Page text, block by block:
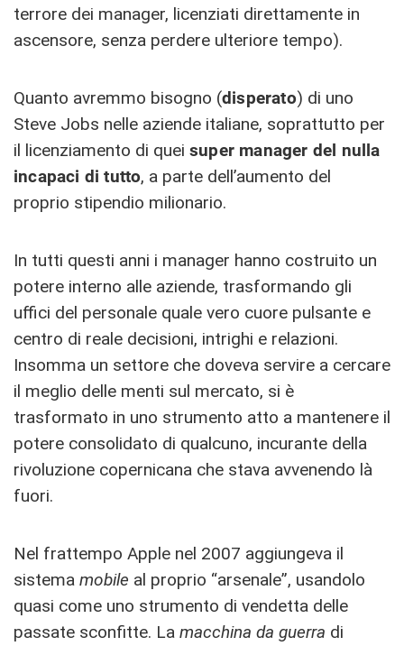
terrore dei manager, licenziati direttamente in
ascensore, senza perdere ulteriore tempo).
Quanto avremmo bisogno (disperato) di uno
Steve Jobs nelle aziende italiane, soprattutto per
il licenziamento di quei super manager del nulla
incapaci di tutto, a parte dell’aumento del
proprio stipendio milionario.
In tutti questi anni i manager hanno costruito un
potere interno alle aziende, trasformando gli
uffici del personale quale vero cuore pulsante e
centro di reale decisioni, intrighi e relazioni.
Insomma un settore che doveva servire a cercare
il meglio delle menti sul mercato, si è
trasformato in uno strumento atto a mantenere il
potere consolidato di qualcuno, incurante della
rivoluzione copernicana che stava avvenendo là
fuori.
Nel frattempo Apple nel 2007 aggiungeva il
sistema mobile al proprio “arsenale”, usandolo
quasi come uno strumento di vendetta delle
passate sconfitte. La macchina da guerra di